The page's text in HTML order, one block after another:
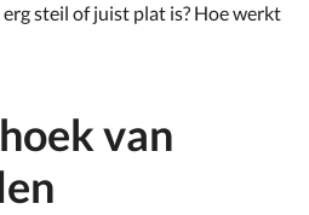
steil of juist plat is? Hoe werkt
van